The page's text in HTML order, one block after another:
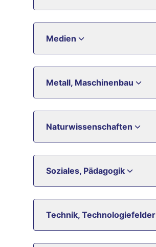
Medien
Metall, Maschinenbau
Naturwissenschaften
Soziales, Pädagogik
Technik, Technologiefelder